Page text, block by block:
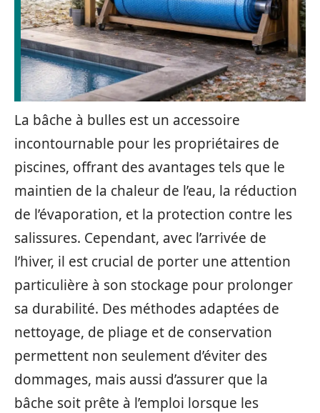
La bâche à bulles est un accessoire
incontournable pour les propriétaires de
piscines, offrant des avantages tels que le
maintien de la chaleur de l’eau, la réduction
de l’évaporation, et la protection contre les
salissures. Cependant, avec l’arrivée de
l’hiver, il est crucial de porter une attention
particulière à son stockage pour prolonger
sa durabilité. Des méthodes adaptées de
nettoyage, de pliage et de conservation
permettent non seulement d’éviter des
dommages, mais aussi d’assurer que la
bâche soit prête à l’emploi lorsque les